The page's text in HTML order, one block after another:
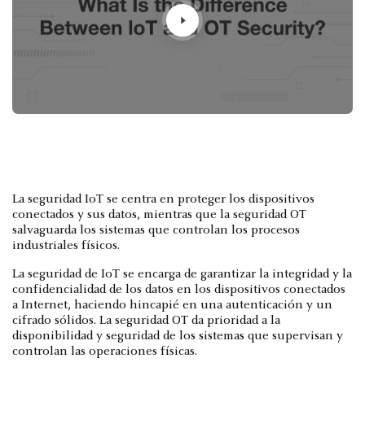
La seguridad IoT se centra en proteger los dispositivos
conectados y sus datos, mientras que la seguridad OT
salvaguarda los sistemas que controlan los procesos
industriales físicos.
La seguridad de IoT se encarga de garantizar la integridad y la
confidencialidad de los datos en los dispositivos conectados
a Internet, haciendo hincapié en una autenticación y un
cifrado sólidos. La seguridad OT da prioridad a la
disponibilidad y seguridad de los sistemas que supervisan y
controlan las operaciones físicas.